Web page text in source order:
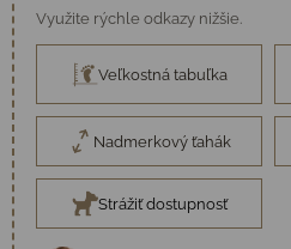
Využite rýchle odkazy nižšie.
Veľkostná tabuľka
Nadmerkový ťahák
Strážiť dostupnosť